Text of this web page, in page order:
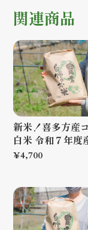
関連商品
新米！喜多方産
白米 令和７年度
¥4,700